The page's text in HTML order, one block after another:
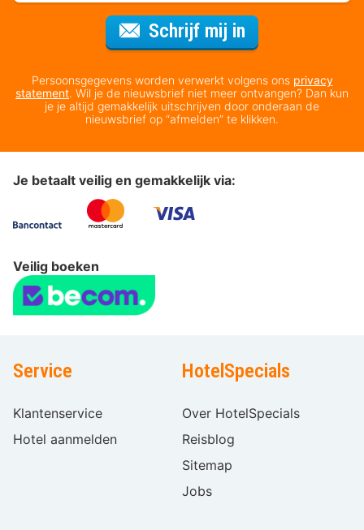
Schrijf mij in
Persoonsgegevens worden verwerkt volgens ons privacy
statement. Wil je de nieuwsbrief niet meer ontvangen? Dan kun
je je altijd gemakkelijk uitschrijven door onderaan de
nieuwsbrief op “afmelden” te klikken.
Je betaalt veilig en gemakkelijk via:
Veilig boeken
Service
Klantenservice
Hotel aanmelden
HotelSpecials
Over HotelSpecials
Reisblog
Sitemap
Jobs